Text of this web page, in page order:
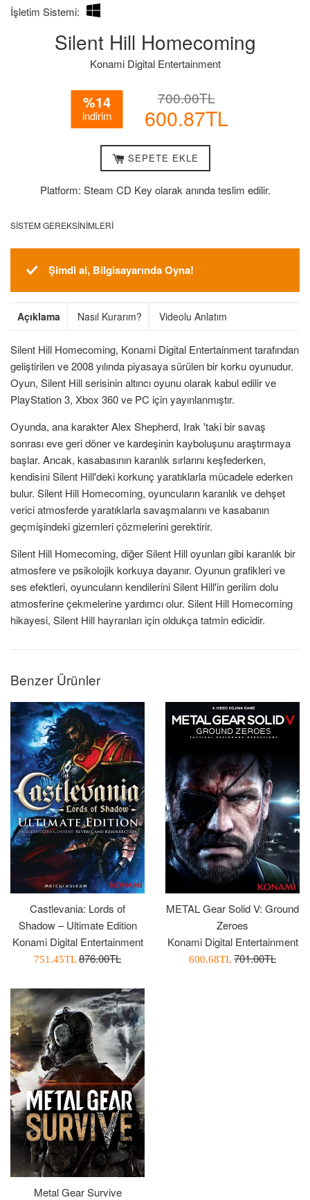
Silent Hill Homecoming
Konami Digital Entertainment
%14
indirim
Fiyatı
600.87TL
700.00TL
SEPETE EKLE
İşletim Sistemi:
Platform: Steam CD Key olarak anında teslim edilir.
SISTEM GEREKSINIMLERI
Şimdi al, Bilgisayarında Oyna!
Açıklama Nasıl Kurarım? Videolu Anlatım
Silent Hill Homecoming, Konami Digital Entertainment tarafından
geliştirilen ve 2008 yılında piyasaya sürülen bir korku oyunudur.
Oyun, Silent Hill serisinin altıncı oyunu olarak kabul edilir ve
PlayStation 3, Xbox 360 ve PC için yayınlanmıştır.
Oyunda, ana karakter Alex Shepherd, Irak 'taki bir savaş
sonrası eve geri döner ve kardeşinin kayboluşunu araştırmaya
başlar. Ancak, kasabasının karanlık sırlarını keşfederken,
kendisini Silent Hill'deki korkunç yaratıklarla mücadele ederken
bulur. Silent Hill Homecoming, oyuncuların karanlık ve dehşet
verici atmosferde yaratıklarla savaşmalarını ve kasabanın
geçmişindeki gizemleri çözmelerini gerektirir.
Silent Hill Homecoming, diğer Silent Hill oyunları gibi karanlık bir
atmosfere ve psikolojik korkuya dayanır. Oyunun grafikleri ve
ses efektleri, oyuncuların kendilerini Silent Hill'in gerilim dolu
atmosferine çekmelerine yardımcı olur. Silent Hill Homecoming
hikayesi, Silent Hill hayranları için oldukça tatmin edicidir.
Benzer Ürünler
Castlevania: Lords of
Shadow – Ultimate Edition
Konami Digital Entertainment
İndirimli
751.45TLNormal
876.00TL
METAL Gear Solid V: Ground
Zeroes
Konami Digital Entertainment
İndirimli
600.68TLNormal
701.00TL
Metal Gear Survive